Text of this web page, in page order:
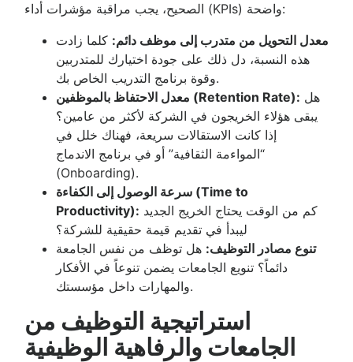
الصحيح، يجب مراقبة مؤشرات أداء (KPIs) واضحة:
معدل التحويل من متدرب إلى موظف دائم: كلما زادت
هذه النسبة، دل ذلك على جودة اختيارك للمتدربين
وقوة برنامج التدريب الخاص بك.
معدل الاحتفاظ بالموظفين (Retention Rate):
يبقى هؤلاء الخريجون في الشركة لأكثر من عامين؟
إذا كانت الاستقالات سريعة، فهناك خلل في
“المواءمة الثقافية” أو في برنامج الاندماج
(Onboarding).
سرعة الوصول إلى الكفاءة (Time to
Productivity):
ليبدأ في تقديم قيمة حقيقية للشركة؟
تنوع مصادر التوظيف: هل توظف من نفس الجامعة
دائماً؟ تنويع الجامعات يضمن تنوعاً في الأفكار
والمهارات داخل مؤسستك.
استراتيجية التوظيف من
الجامعات والرفاهية الوظيفية